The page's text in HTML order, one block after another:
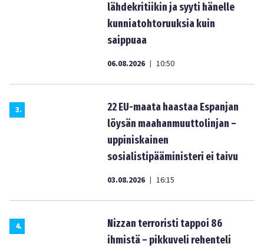
lähdekritiikin ja syyti hänelle
kunniatohtoruuksia kuin
saippuaa
06.08.2026 | 10:50
3.
22 EU-maata haastaa Espanjan
löysän maahanmuuttolinjan –
uppiniskainen
sosialistipääministeri ei taivu
03.08.2026 | 16:15
4.
Nizzan terroristi tappoi 86
ihmistä – pikkuveli rehenteli